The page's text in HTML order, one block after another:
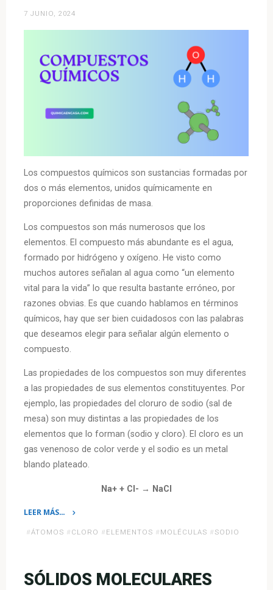
7 JUNIO, 2024
Los compuestos químicos son sustancias formadas por
dos o más elementos, unidos químicamente en
proporciones definidas de masa.
Los compuestos son más numerosos que los
elementos. El compuesto más abundante es el agua,
formado por hidrógeno y oxígeno. He visto como
muchos autores señalan al agua como “un elemento
vital para la vida” lo que resulta bastante erróneo, por
razones obvias. Es que cuando hablamos en términos
químicos, hay que ser bien cuidadosos con las palabras
que deseamos elegir para señalar algún elemento o
compuesto.
Las propiedades de los compuestos son muy diferentes
a las propiedades de sus elementos constituyentes. Por
ejemplo, las propiedades del cloruro de sodio (sal de
mesa) son muy distintas a las propiedades de los
elementos que lo forman (sodio y cloro). El cloro es un
gas venenoso de color verde y el sodio es un metal
blando plateado.
Na+ + Cl- → NaCl
LEER MÁS…
«Compuestos
#ÁTOMOS # CLORO # ELEMENTOS # MOLÉCULAS # SODIO
SÓLIDOS MOLECULARES